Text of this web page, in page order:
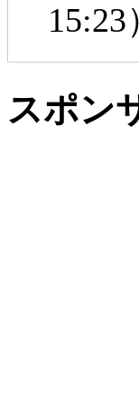
15:23
スポン